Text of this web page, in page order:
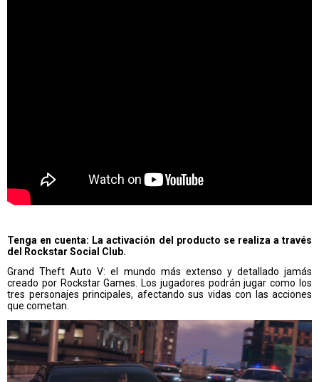
Tenga en cuenta: La activación del producto se realiza a través
del Rockstar Social Club.
Grand Theft Auto V: el mundo más extenso y detallado jamás
creado por Rockstar Games. Los jugadores podrán jugar como los
tres personajes principales, afectando sus vidas con las acciones
que cometan.